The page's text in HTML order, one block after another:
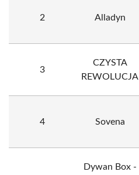
2 Alladyn
3
CZYSTA
REWOLUCJA
4 Sovena
Dywan Box -